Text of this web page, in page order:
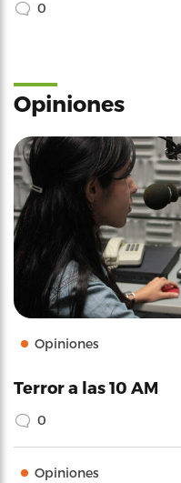
0
Opiniones
Opiniones
Terror a las 10 AM
0
Opiniones